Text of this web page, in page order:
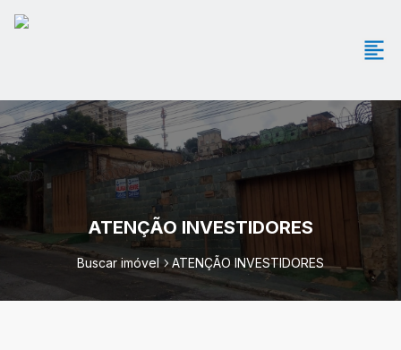
ATENÇÃO INVESTIDORES
Buscar imóvel ATENÇÃO INVESTIDORES